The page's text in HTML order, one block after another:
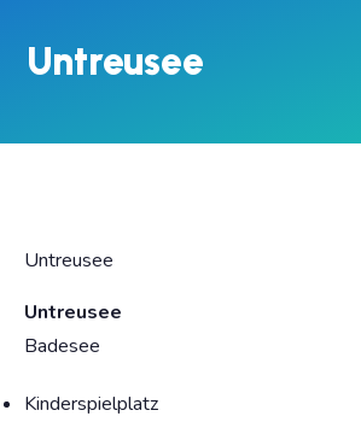
Untreusee
Untreusee
Untreusee
Badesee
Kinderspielplatz